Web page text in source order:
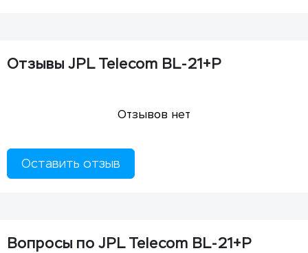
Отзывы JPL Telecom BL-21+P
Отзывов нет
Оставить отзыв
Вопросы по JPL Telecom BL-21+P